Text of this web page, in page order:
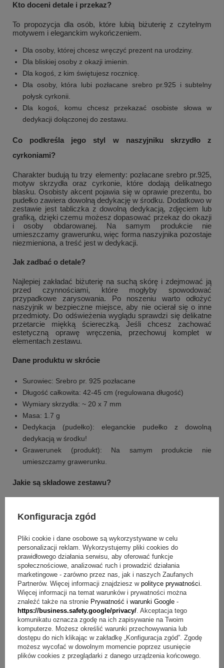
Kto doceni detale i przekaz?
To propozycja dla osób, które lubią biżuterię z czytelnym
motywem i eleganckim wykończeniem.
Dla osoby, której chcesz wręczyć prezent na urodziny.
Dla bliskiej osoby z okazji imienin.
Dla kogoś, z kim świętujesz rocznicę.
Dla osoby, która lubi pozłacane srebro pr.925 i subtelny
połysk cyrkonii.
Dla kogoś, komu chcesz przekazać osobiste słowa w
dedykacji dołączonej do zestawu.
Co podkreśla jego styl w naszyjniku skrzydło z
cyrkoniami?
Charakter budują tu trzy elementy: pozłacane srebro pr.925,
motyw skrzydła oraz cyrkonie, które dodają delikatnego
blasku. Osobisty akcent pojawia się w oprawie prezentu, bo
pudełko zawiera dowolną dedykację w środku. Dodatkowo w
zestawie jest tabliczka z dowolną dedykacją, zdjęciem lub
grafiką, dzięki czemu możesz dopasować przekaz do okazji
i osoby obdarowanej. Na samym produkcie nie
umieszczamy grawerunku, więc forma naszyjnika pozostaje
niezmieniona, a treść jest w dedykacji.
Jak zadbać o detale?
Najlepiej zakładać biżuterię na suchą skórę i zdejmować ją
przed czynnościami, które mogłyby spowodować
przypadkowe zarysowania. Po noszeniu warto odłożyć
naszyjnik w bezpieczne miejsce, aby nie ocierał się o inne
przedmioty. Do odświeżenia wyglądu sprawdzi się delikatne
przetarcie miękką ściereczką. Jeśli chcesz zachować
estetyczną oprawę wręczenia, przechowuj komplet w
elementach zestawu.
Dane produktu w skrócie
Surowiec: Srebro pr. 925 pozłacane
Długość całkowita: 42-45 cm (regulowana długość)
Wymiary skrzydła: ~ 20 x 7 mm
Masa: 1.7 g
Dedykacja (pudełko): eleganckie pudełko z dowolną
dedykacją w środku!
Grawerunek (produkt): Na samym produkcie nie
umieszczamy grawerunku.
Jakie są składowe zestawu?
eleganckie pudełko
torebka prezentowa
Masz pytania? Sprawdź odpowiedzi
Pytanie:Jak wygląda dedykacja w tym zestawie?
Odpowiedź:Produkt jest zapakowany w eleganckie pudełko
z dowolną dedykacją w środku.
Pytanie:Jak wykorzystać tabliczkę dołączoną do kompletu?
Odpowiedź:Tabliczka może zawierać dowolną dedykację,
zdjęcie lub grafikę, dzięki czemu łatwo dopasować przekaz
do okazji.
Pytanie:Czy na naszyjniku jest grawerunek?Odpowiedź:
Na samym produkcie nie umieszczamy grawerunku.
Konfiguracja zgód
Pliki cookie i dane osobowe są wykorzystywane w celu
personalizacji reklam. Wykorzystujemy pliki cookies do
prawidłowego działania serwisu, aby oferować funkcje
społecznościowe, analizować ruch i prowadzić działania
marketingowe - zarówno przez nas, jak i naszych Zaufanych
Partnerów. Więcej informacji znajdziesz w polityce prywatności.
Więcej informacji na temat warunków i prywatności można
znaleźć także na stronie Prywatność i warunki Google -
https://business.safety.google/privacy/. Akceptacja tego
komunikatu oznacza zgodę na ich zapisywanie na Twoim
komputerze. Możesz określić warunki przechowywania lub
dostępu do nich klikając w zakładkę „Konfiguracja zgód”. Zgodę
możesz wycofać w dowolnym momencie poprzez usunięcie
plików cookies z przeglądarki z danego urządzenia końcowego.